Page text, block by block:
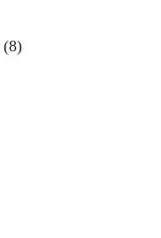
(8)